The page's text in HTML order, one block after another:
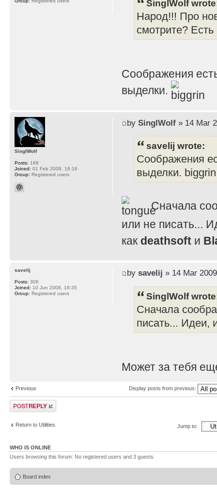
SinglWolf
Народ!!! Про
смотрите?
Соображения
выделки.
by SinglWolf» 14 Mar
savelij wrote:
Соображения
выделки. biggrin
Сначала
или не писать...
как deathsoftи
SinglWolf
Posts: 168
Joined: 01 Feb 2009, 16:16
Group: Registered users
by savelij » 14 Mar
SinglWolf
Сначала
писать... Идеи,
Может за тебя
savelij
Posts: 306
Joined: 10 Jun 2008, 16:35
Group: Registered users
Previous Display posts from previous:
Post a reply
Return to Utilities Jump to:
WHO IS ONLINE
Users browsing this forum: No registered users and 3 guests
Board index